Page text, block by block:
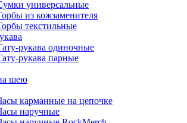
универсальные
из кожзаменителя
текстильные
рукава одиночные
рукава парные
шею
карманные на цепочке
наручные